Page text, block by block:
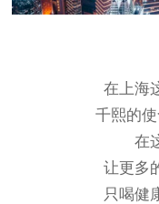
在上海
千熙的
在
让更多
只喝健